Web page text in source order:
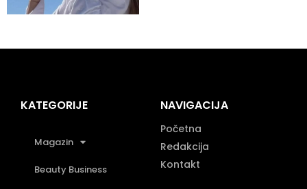
KATEGORIJE
Magazin
Beauty Business
NAVIGACIJA
Početna
Redakcija
Kontakt